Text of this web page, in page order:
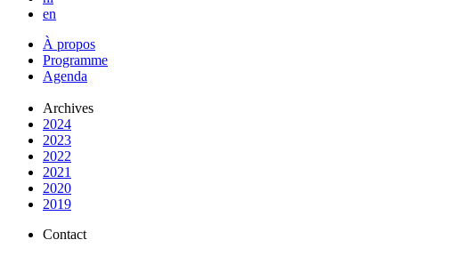
en
À propos
Programme
Agenda
Archives
2024
2023
2022
2021
2020
2019
Contact